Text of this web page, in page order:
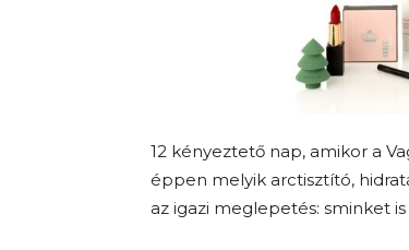
12 kényeztető nap, amikor a
éppen melyik arctisztító,
az igazi meglepetés: sminket